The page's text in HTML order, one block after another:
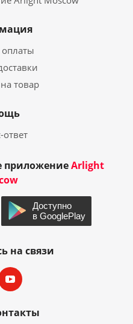
товар
ответ
приложениеArlight
на связи